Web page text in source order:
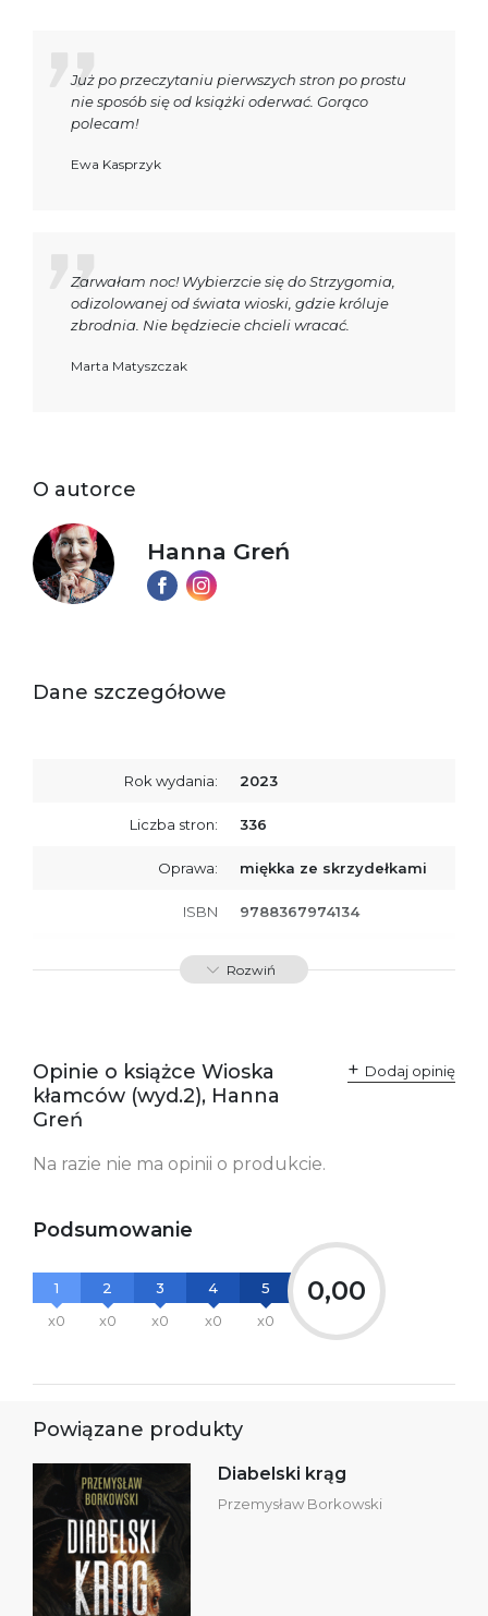
Już po przeczytaniu pierwszych stron po prostu
nie sposób się od książki oderwać. Gorąco
polecam!
Ewa Kasprzyk
Zarwałam noc! Wybierzcie się do Strzygomia,
odizolowanej od świata wioski, gdzie króluje
zbrodnia. Nie będziecie chcieli wracać.
Marta Matyszczak
O autorce
Hanna Greń
Dane szczegółowe
Rok wydania: 2023
Liczba stron: 336
Oprawa: miękka ze skrzydełkami
ISBN 9788367974134
SKU: K800595
Polska
kontakt@wydajenamsie.pl
+48 61 623 38 38
informacje dotyczące
Rozwiń
Opinie o książce Wioska
kłamców (wyd.2), Hanna
Greń
Dodaj opinię
Na razie nie ma opinii o produkcie.
Podsumowanie
1
x0
2
x0
3
x0
4
x0
5
x0
0,00
Powiązane produkty
Diabelski krąg
Przemysław Borkowski